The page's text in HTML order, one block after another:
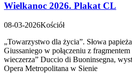
Wielkanoc 2026. Plakat CL
08-03-2026Kościół
„Towarzystwo dla życia”. Słowa
Giussaniego w połączeniu z
wieczerza” Duccio di Buoninsegna,
Opera Metropolitana w Sienie